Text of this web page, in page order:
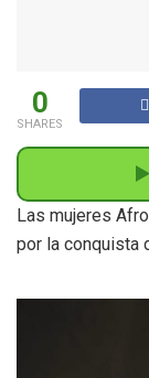
0
SHARES
Las mujeres
por la conquista